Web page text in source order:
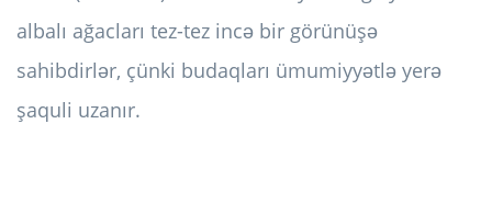
albalı ağacları tez-tez incə bir görünüşə
sahibdirlər, çünki budaqları ümumiyyətlə yerə
şaquli uzanır.